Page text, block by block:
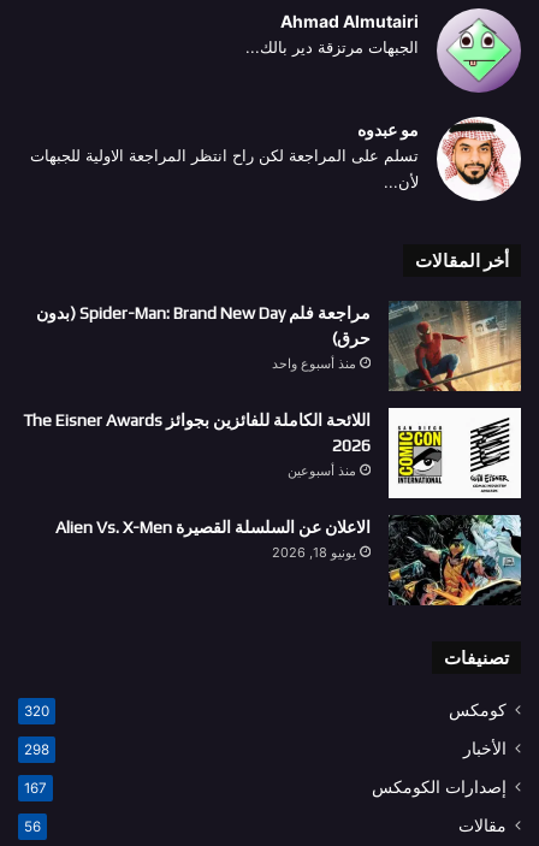
Ahmad Almutairi
الجبهات مرتزقة دير بالك...
مو عبدوه
تسلم على المراجعة لكن راح انتظر المراجعة الاولية للجبهات
لأن...
أخر المقالات
مراجعة فلم Spider-Man: Brand New Day (بدون
حرق)
منذ أسبوع واحد
اللائحة الكاملة للفائزين بجوائز The Eisner Awards
2026
منذ أسبوعين
الاعلان عن السلسلة القصيرة Alien Vs. X-Men
يونيو 18, 2026
تصنيفات
كومكس 320
الأخبار 298
إصدارات الكومكس 167
مقالات 56